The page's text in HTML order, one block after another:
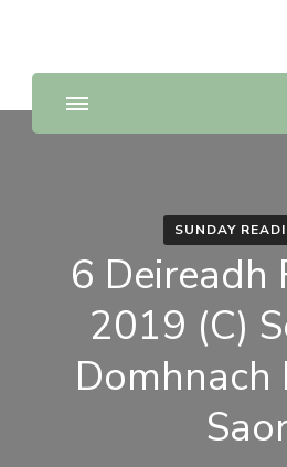
SUNDAY
6 Deireadh
2019 (C)
Domhnach